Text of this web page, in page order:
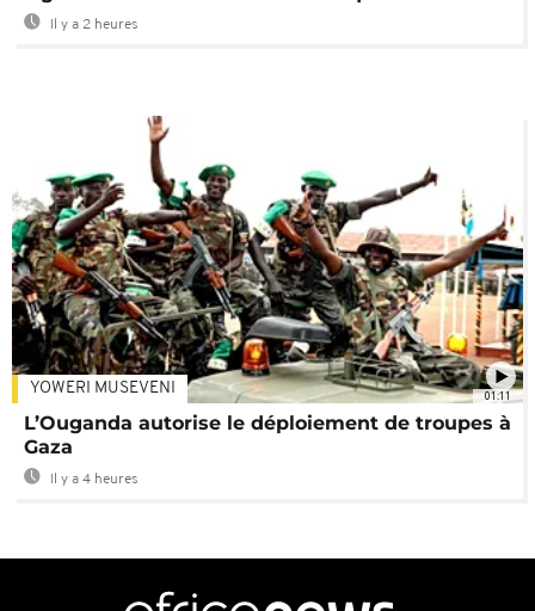
Il y a 2 heures
01:11
YOWERI MUSEVENI
L’Ouganda autorise le déploiement de troupes à
Gaza
Il y a 4 heures